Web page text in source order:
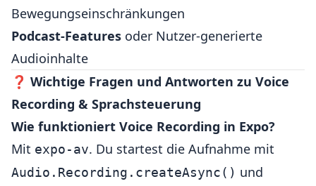
Bewegungseinschränkungen
Podcast-Features oder Nutzer-generierte
Audioinhalte
❓ Wichtige Fragen und Antworten zu Voice
Recording & Sprachsteuerung
Wie funktioniert Voice Recording in Expo?
Mit expo-av. Du startest die Aufnahme mit
Audio.Recording.createAsync() und